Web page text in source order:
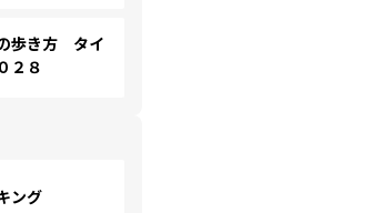
歩き方 タイ
２８
ング